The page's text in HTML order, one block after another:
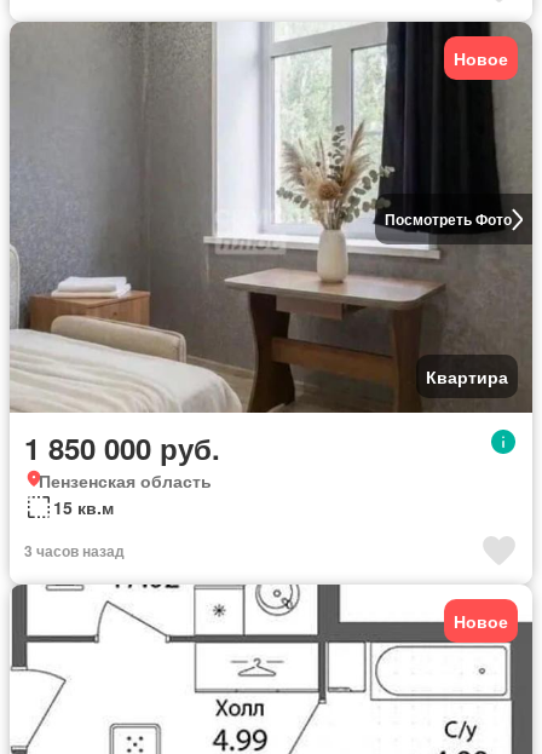
Посмотреть Фото
Новое
Квартира
1 850 000 руб.
Пензенская область
15 кв.м
3 часов назад
Новое